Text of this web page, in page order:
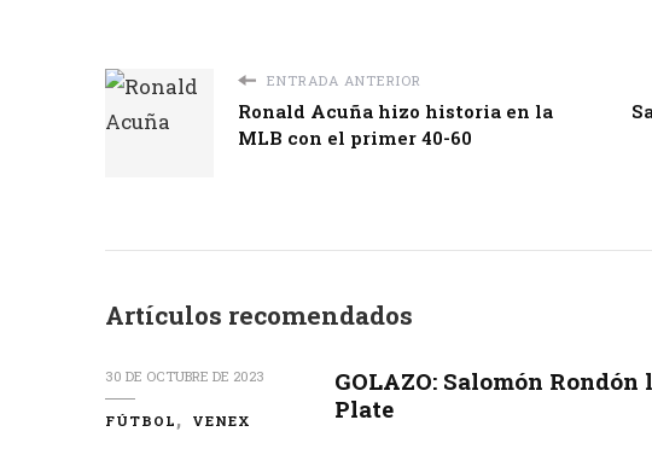
ENTRADA ANTERIOR
Ronald Acuña hizo historia en la
MLB con el primer 40-60
Artículos recomendados
30 DE OCTUBRE DE 2023
FÚTBOL VENEX
GOLAZO: Salomón
Plate